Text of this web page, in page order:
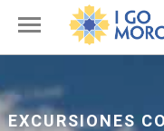
EXCURSIONES